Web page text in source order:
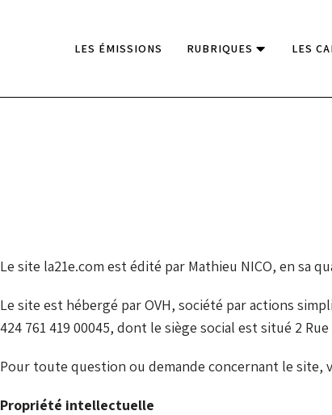
LES ÉMISSIONS RUBRIQUES LES
Le site la21e.com est édité par Mathieu NICO, en sa
Le site est hébergé par OVH, société par actions
424 761 419 00045, dont le siège social est situé 2
Pour toute question ou demande concernant le site,
Propriété intellectuelle